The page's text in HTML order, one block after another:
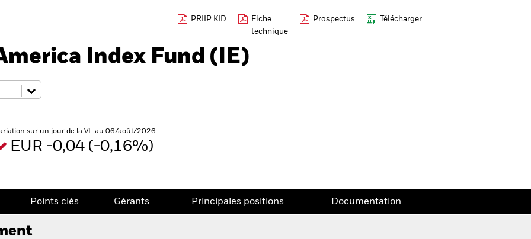
PRIIP KID
Fiche
technique
Prospectus Télécharger
Index Fund (IE)
sur un jour de la VL au 06/août/2026
EUR -0,04 (-0,16%)
Points clés Gérants Principales positions Documentation